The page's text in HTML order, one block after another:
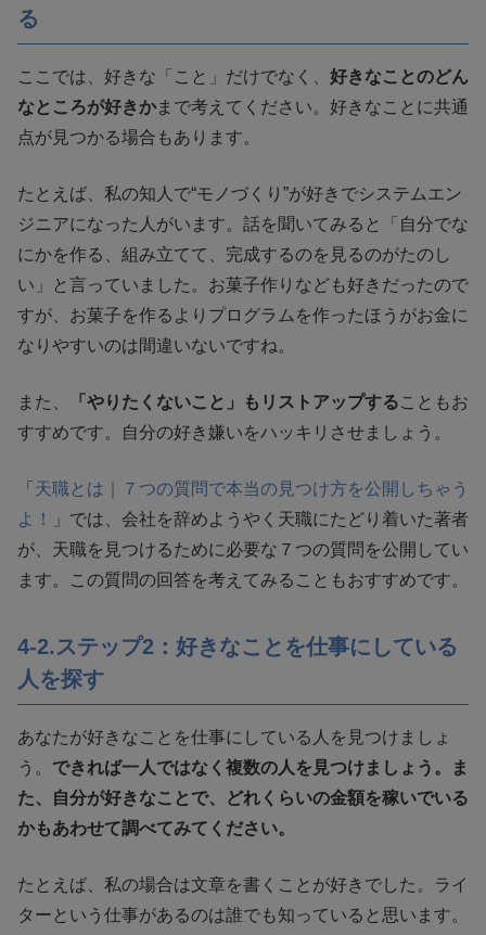
る
ここでは、好きな「こと」だけでなく、 好きなことのどん
なところが好きかまで考えてください。好きなことに共通
点が見つかる場合もあります。
たとえば、私の知人で“モノづくり”が好きでシステムエン
ジニアになった人がいます。話を聞いてみると「自分でな
にかを作る、組み立てて、完成するのを見るのがたのし
い」と言っていました。お菓子作りなども好きだったので
すが、お菓子を作るよりプログラムを作ったほうがお金に
なりやすいのは間違いないですね。
また、 「やりたくないこと」もリストアップすることもお
すすめです。自分の好き嫌いをハッキリさせましょう。
「 天職とは｜７つの質問で本当の見つけ方を公開しちゃう
よ！
」では、会社を辞めようやく天職にたどり着いた著者
が、天職を見つけるために必要な７つの質問を公開してい
ます。この質問の回答を考えてみることもおすすめです。
4-2.ステップ2：好きなことを仕事にしている
人を探す
あなたが好きなことを仕事にしている人を見つけましょ
う。 できれば一人ではなく複数の人を見つけましょう。ま
た、自分が好きなことで、どれくらいの金額を稼いでいる
かもあわせて調べてみてください。
たとえば、私の場合は文章を書くことが好きでした。ライ
ターという仕事があるのは誰でも知っていると思います。